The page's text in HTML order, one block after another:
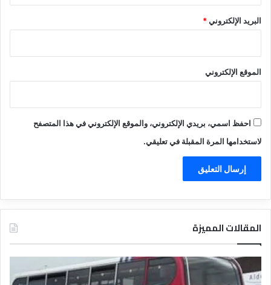
البريد الإلكتروني*
الموقع الإلكتروني
احفظ اسمي، بريدي الإلكتروني، والموقع الإلكتروني في هذا المتصفح
لاستخدامها المرة المقبلة في تعليقي.
المقالات المميزة
ل